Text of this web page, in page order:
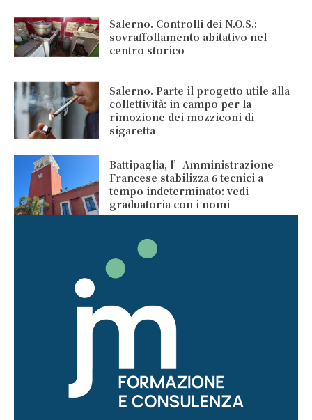
Salerno. Controlli dei N.O.S.:
sovraffollamento abitativo nel
centro storico
Salerno. Parte il progetto utile alla
collettività: in campo per la
rimozione dei mozziconi di
sigaretta
Battipaglia, l’Amministrazione
Francese stabilizza 6 tecnici a
tempo indeterminato: vedi
graduatoria con i nomi